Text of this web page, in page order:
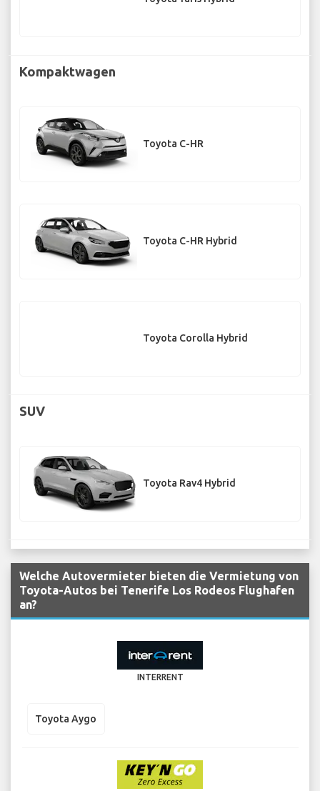
Kompaktwagen
Toyota C-HR
Toyota C-HR Hybrid
Toyota Corolla Hybrid
SUV
Toyota Rav4 Hybrid
Welche Autovermieter bieten die Vermietung von
Toyota-Autos bei Tenerife Los Rodeos Flughafen
an?
INTERRENT
Toyota Aygo